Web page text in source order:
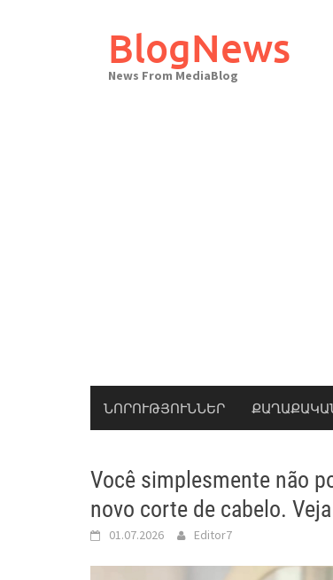
BlogNews
News From MediaBlog
ՆՈՐՈՒԹՅՈՒՆՆԵՐ
Você simplesmente não
novo corte de cabelo.
01.07.2026 Editor7